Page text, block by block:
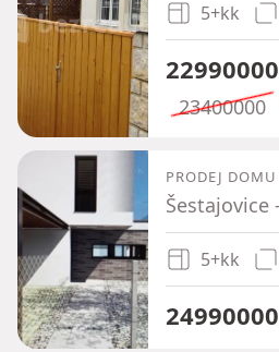
5+kk
22990000
23400000
PRODEJ DOMU
5+kk
24990000